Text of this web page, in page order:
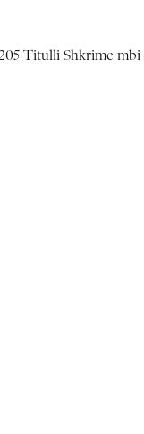
Titulli Shkrime